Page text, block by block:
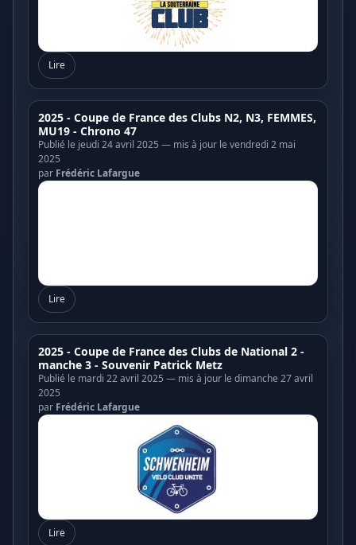
Lire
2025 - Coupe de France des Clubs N2, N3, FEMMES,
MU19 - Chrono 47
Publié le jeudi 24 avril 2025 — mis à jour le vendredi 2 mai
2025
par Frédéric Lafargue
Lire
2025 - Coupe de France des Clubs de National 2 -
manche 3 - Souvenir Patrick Metz
Publié le mardi 22 avril 2025 — mis à jour le dimanche 27 avril
2025
par Frédéric Lafargue
Lire